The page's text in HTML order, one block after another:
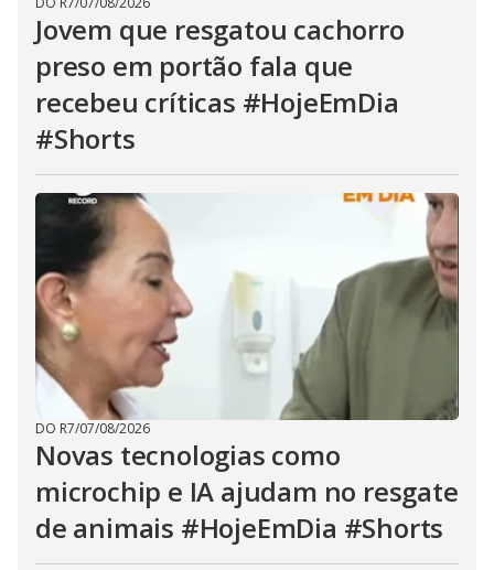
Jovem que resgatou cachorro
preso em portão fala que
recebeu críticas #HojeEmDia
#Shorts
DO R7/07/08/2026
Novas tecnologias como
microchip e IA ajudam no resgate
de animais #HojeEmDia #Shorts